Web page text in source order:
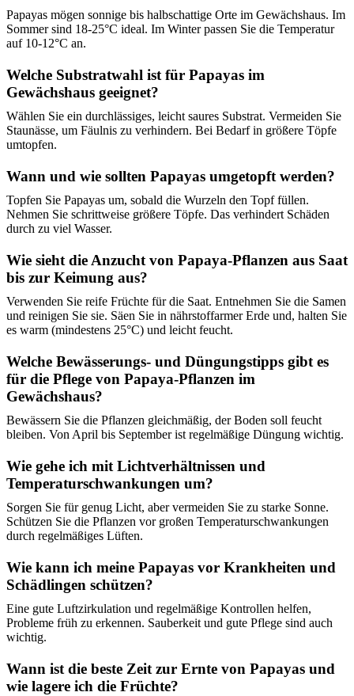
Papayas mögen sonnige bis halbschattige Orte im Gewächshaus. Im
Sommer sind 18-25°C ideal. Im Winter passen Sie die Temperatur
auf 10-12°C an.
Welche Substratwahl ist für Papayas im
Gewächshaus geeignet?
Wählen Sie ein durchlässiges, leicht saures Substrat. Vermeiden Sie
Staunässe, um Fäulnis zu verhindern. Bei Bedarf in größere Töpfe
umtopfen.
Wann und wie sollten Papayas umgetopft werden?
Topfen Sie Papayas um, sobald die Wurzeln den Topf füllen.
Nehmen Sie schrittweise größere Töpfe. Das verhindert Schäden
durch zu viel Wasser.
Wie sieht die Anzucht von Papaya-Pflanzen aus Saat
bis zur Keimung aus?
Verwenden Sie reife Früchte für die Saat. Entnehmen Sie die Samen
und reinigen Sie sie. Säen Sie in nährstoffarmer Erde und, halten Sie
es warm (mindestens 25°C) und leicht feucht.
Welche Bewässerungs- und Düngungstipps gibt es
für die Pflege von Papaya-Pflanzen im
Gewächshaus?
Bewässern Sie die Pflanzen gleichmäßig, der Boden soll feucht
bleiben. Von April bis September ist regelmäßige Düngung wichtig.
Wie gehe ich mit Lichtverhältnissen und
Temperaturschwankungen um?
Sorgen Sie für genug Licht, aber vermeiden Sie zu starke Sonne.
Schützen Sie die Pflanzen vor großen Temperaturschwankungen
durch regelmäßiges Lüften.
Wie kann ich meine Papayas vor Krankheiten und
Schädlingen schützen?
Eine gute Luftzirkulation und regelmäßige Kontrollen helfen,
Probleme früh zu erkennen. Sauberkeit und gute Pflege sind auch
wichtig.
Wann ist die beste Zeit zur Ernte von Papayas und
wie lagere ich die Früchte?